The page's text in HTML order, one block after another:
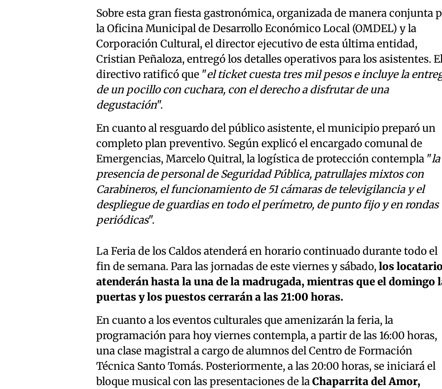
Sobre esta gran fiesta gastronómica, organizada de manera conjunta
la Oficina Municipal de Desarrollo Económico Local (OMDEL) y la
Corporación Cultural, el director ejecutivo de esta última entidad,
Cristian Peñaloza, entregó los detalles operativos para los asistentes.
directivo ratificó que "el ticket cuesta tres mil pesos e incluye la
de un pocillo con cuchara, con el derecho a disfrutar de una
degustación".
En cuanto al resguardo del público asistente, el municipio preparó un
completo plan preventivo. Según explicó el encargado comunal de
Emergencias, Marcelo Quitral, la logística de protección contempla "la
presencia de personal de Seguridad Pública, patrullajes mixtos con
Carabineros, el funcionamiento de 51 cámaras de televigilancia y el
despliegue de guardias en todo el perímetro, de punto fijo y en rondas
periódicas".
La Feria de los Caldos atenderá en horario continuado durante todo el
fin de semana. Para las jornadas de este viernes y sábado,los
atenderán hasta la una de la madrugada, mientras que el domingo
puertas y los puestos cerrarán a las 21:00 horas.
En cuanto a los eventos culturales que amenizarán la feria, la
programación para hoy viernes contempla, a partir de las 16:00 horas,
una clase magistral a cargo de alumnos del Centro de Formación
Técnica Santo Tomás. Posteriormente, a las 20:00 horas, se iniciará el
bloque musical con las presentaciones de laChaparrita del Amor,